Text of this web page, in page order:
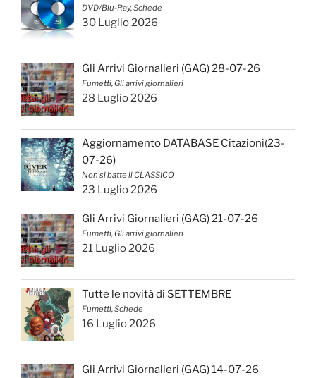
DVD/Blu-Ray, Schede
30 Luglio 2026
Gli Arrivi Giornalieri (GAG) 28-07-26
Fumetti, Gli arrivi giornalieri
28 Luglio 2026
Aggiornamento DATABASE Citazioni(23-
07-26)
Non si batte il CLASSICO
23 Luglio 2026
Gli Arrivi Giornalieri (GAG) 21-07-26
Fumetti, Gli arrivi giornalieri
21 Luglio 2026
Tutte le novità di SETTEMBRE
Fumetti, Schede
16 Luglio 2026
Gli Arrivi Giornalieri (GAG) 14-07-26